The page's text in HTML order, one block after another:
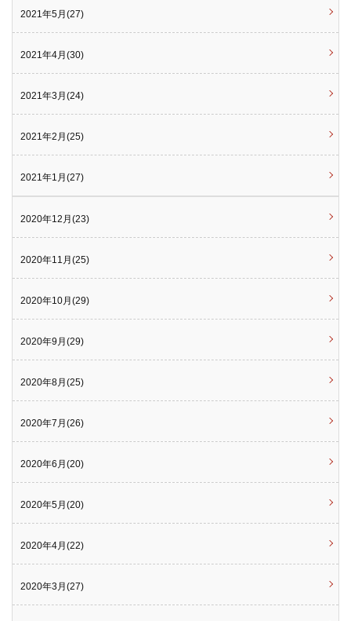
2021年5月(27)
2021年4月(30)
2021年3月(24)
2021年2月(25)
2021年1月(27)
2020年12月(23)
2020年11月(25)
2020年10月(29)
2020年9月(29)
2020年8月(25)
2020年7月(26)
2020年6月(20)
2020年5月(20)
2020年4月(22)
2020年3月(27)